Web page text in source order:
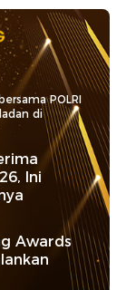
POLRI
di
Ini
Awards